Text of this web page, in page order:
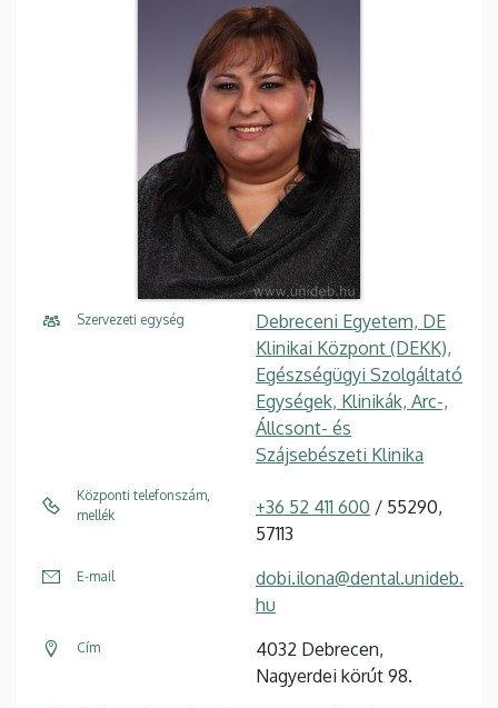
Szervezeti egység
Debreceni Egyetem, DE
Klinikai Központ (DEKK),
Egészségügyi Szolgáltató
Egységek, Klinikák, Arc-,
Állcsont- és
Szájsebészeti Klinika
Központi telefonszám,
mellék
+36 52 411 600 / 55290,
57113
E-mail
dobi.ilona@dental.unideb.
hu
Cím
4032 Debrecen,
Nagyerdei körút 98.